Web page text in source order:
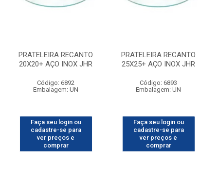
PRATELEIRA RECANTO
20X20+ AÇO INOX JHR
Código: 6892
Embalagem: UN
Faça seu login ou
cadastre-se para
ver preços e
comprar
PRATELEIRA RECANTO
25X25+ AÇO INOX JHR
Código: 6893
Embalagem: UN
Faça seu login ou
cadastre-se para
ver preços e
comprar